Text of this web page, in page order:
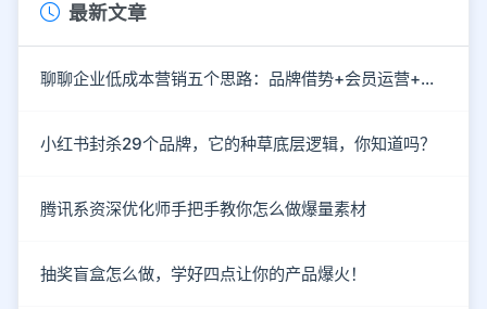
最新文章
聊聊企业低成本营销五个思路：品牌借势+会员运营+情感营销
小红书封杀29个品牌，它的种草底层逻辑，你知道吗？
腾讯系资深优化师手把手教你怎么做爆量素材
抽奖盲盒怎么做，学好四点让你的产品爆火！